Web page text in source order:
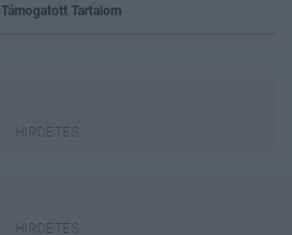
Támogatott Tartalom